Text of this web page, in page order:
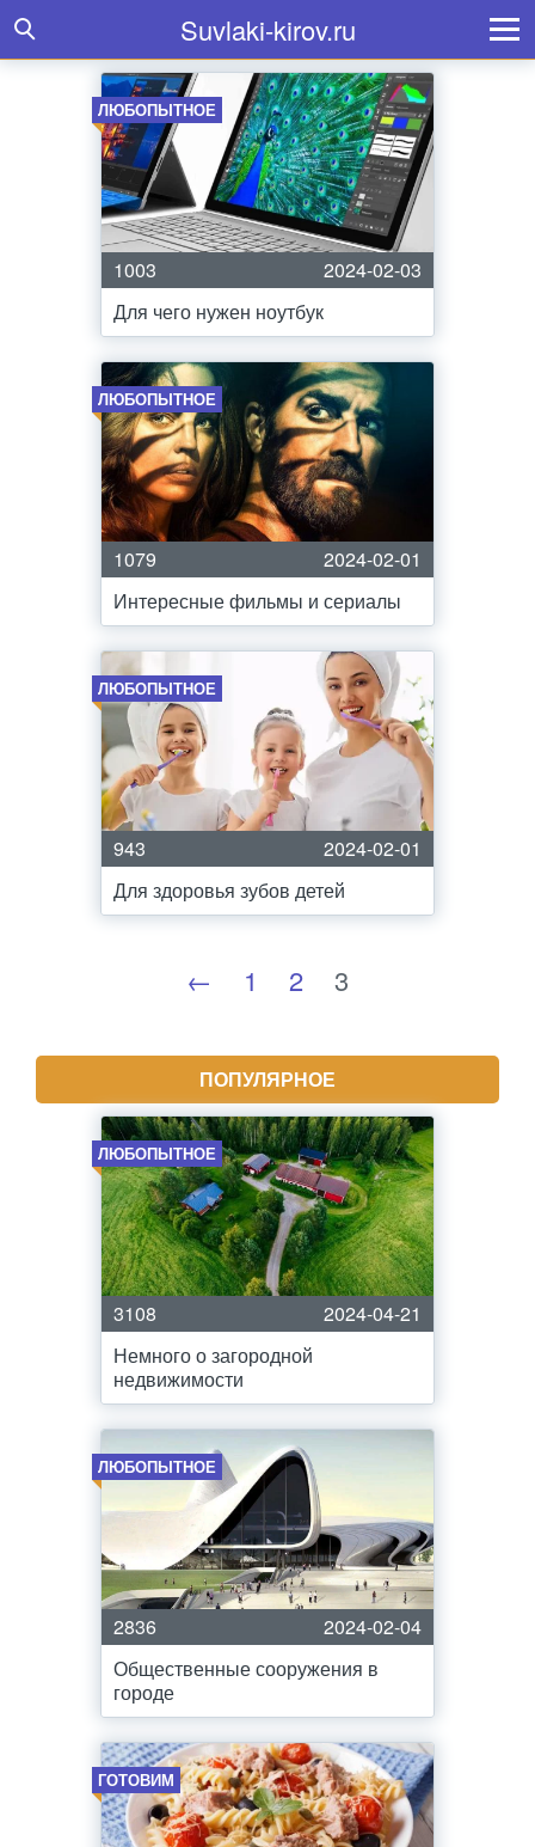
Suvlaki-kirov.ru
ЛЮБОПЫТНОЕ
1003
2024-02-03
Для чего нужен ноутбук
ЛЮБОПЫТНОЕ
1079
2024-02-01
Интересные фильмы и сериалы
ЛЮБОПЫТНОЕ
943
2024-02-01
Для здоровья зубов детей
← 1 2 3
ПОПУЛЯРНОЕ
ЛЮБОПЫТНОЕ
3108
2024-04-21
Немного о загородной
недвижимости
ЛЮБОПЫТНОЕ
2836
2024-02-04
Общественные сооружения в
городе
ГОТОВИМ